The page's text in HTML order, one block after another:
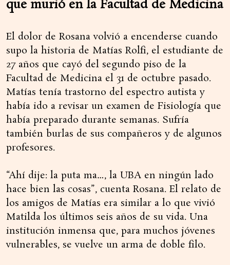
que murió en la Facultad de Medicina
El dolor de Rosana volvió a encenderse cuando
supo la historia de Matías Rolfi, el estudiante de
27 años que cayó del segundo piso de la
Facultad de Medicina el 31 de octubre pasado.
Matías tenía trastorno del espectro autista y
había ido a revisar un examen de Fisiología que
había preparado durante semanas. Sufría
también burlas de sus compañeros y de algunos
profesores.
“Ahí dije: la puta ma…, la UBA en ningún lado
hace bien las cosas”, cuenta Rosana. El relato de
los amigos de Matías era similar a lo que vivió
Matilda los últimos seis años de su vida. Una
institución inmensa que, para muchos jóvenes
vulnerables, se vuelve un arma de doble filo.